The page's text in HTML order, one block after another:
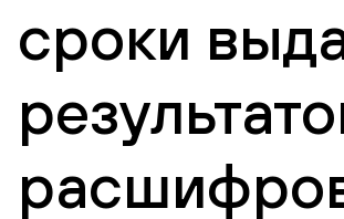
сроки